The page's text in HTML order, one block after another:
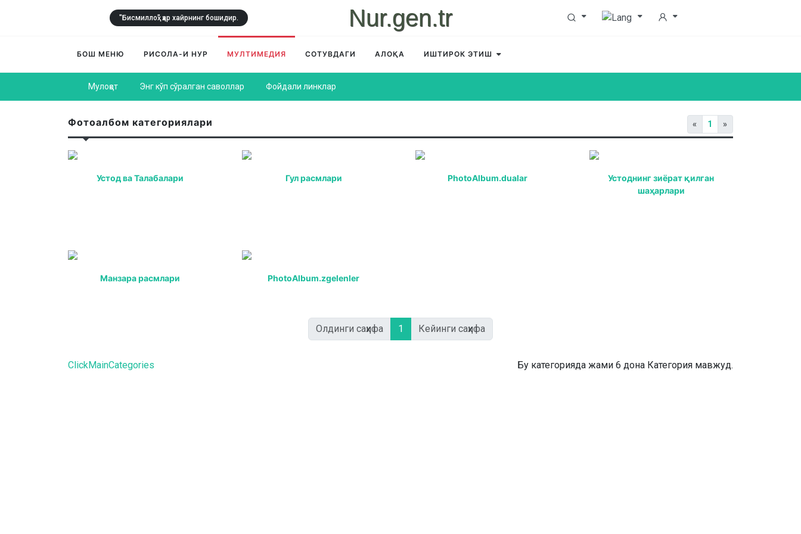
Nur.gen.tr
"Бисмиллоҳ" ҳар хайрнинг бошидир.
БОШ МЕНЮ РИСОЛА-И НУР МУЛТИМЕДИЯ СОТУВДАГИ АЛОҚА ИШТИРОК ЭТИШ
Мулоқот Энг кўп сўралган саволлар Фойдали линклар
Фотоалбом категориялари « 1 »
Устод ва Талабалари Гул расмлари PhotoAlbum.dualar
Устоднинг зиёрат қилган
шаҳарлари
Манзара расмлари PhotoAlbum.zgelenler
Олдинги саҳифа 1 Кейинги саҳифа
ClickMainCategories Бу категорияда жами 6 дона Категория мавжуд.